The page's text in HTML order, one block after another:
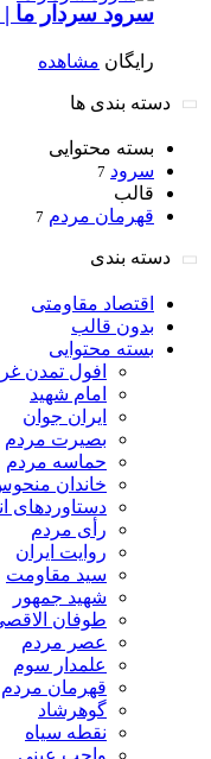
سرود سردار ما
رایگان مشاهده
دسته بندی ها
بسته محتوایی
سرود 7
قالب
قهرمان مردم 7
دسته بندی
اقتصاد مقاومتی
بدون قالب
بسته محتوایی
افول تمدن
امام شهید
ایران جوان
بصیرت مردم
حماسه مردم
خاندان
دستاوردهای
رأی مردم
روایت ایران
سید مقاومت
شهید جمهور
طوفان
عصر مردم
علمدار سوم
قهرمان مردم
گوهرشاد
نقطه سیاه
واجب عینی